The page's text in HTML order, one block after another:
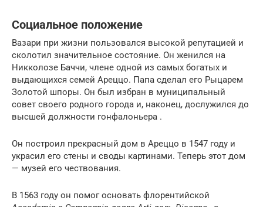
Социальное положение
Вазари при жизни пользовался высокой репутацией и
сколотил значительное состояние. Он женился на
Никколозе Баччи, члене одной из самых богатых и
выдающихся семей Ареццо. Папа сделал его Рыцарем
Золотой шпоры. Он был избран в муниципальный
совет своего родного города и, наконец, дослужился до
высшей должности гонфалоньера .
Он построил прекрасный дом в Ареццо в 1547 году и
украсил его стены и своды картинами. Теперь этот дом
— музей его чествования.
В 1563 году он помог основать флорентийской